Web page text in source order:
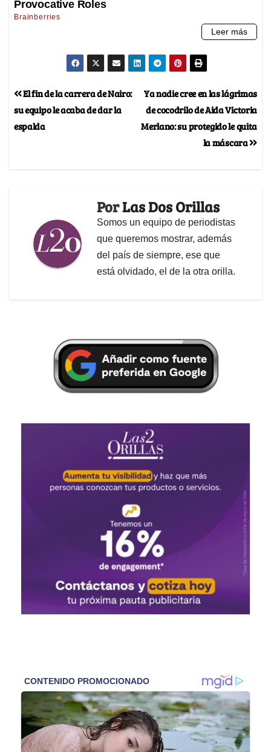
Ya nadie cree en las lágrimas
de cocodrilo de Aida Victoria
Merlano: su protegido le quita
la máscara
El fin de la carrera de Nairo:
su equipo le acaba de dar la
espalda
PorLas Dos Orillas
Somos un equipo de periodistas
que queremos mostrar, además
del país de siempre, ese que
está olvidado, el de la otra orilla.